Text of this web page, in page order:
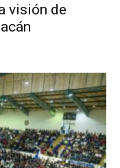
visión de